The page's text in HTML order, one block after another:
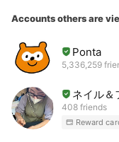
Accounts others are
Ponta
5,336,259
ネイル
408 friends
Reward